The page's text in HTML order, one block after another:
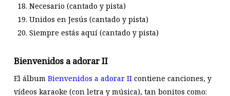
Necesario (cantado y pista)
Unidos en Jesús (cantado y pista)
Siempre estás aquí (cantado y pista)
Bienvenidos a adorar II
El álbum Bienvenidos a adorar IIcontiene canciones, y
vídeos karaoke (con letra y música), tan bonitos como: